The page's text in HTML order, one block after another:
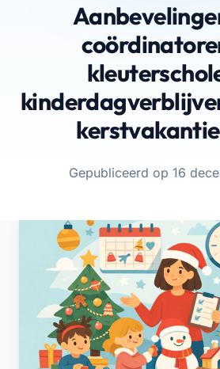
Gepubliceerd op 16